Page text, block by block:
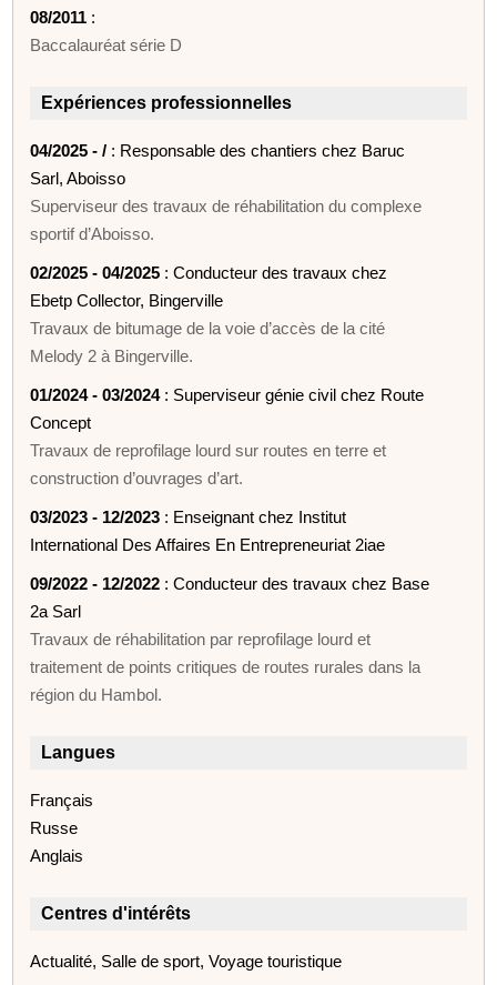
08/2011 :
Baccalauréat série D
Expériences professionnelles
04/2025 - / : Responsable des chantiers chez Baruc
Sarl, Aboisso
Superviseur des travaux de réhabilitation du complexe
sportif d’Aboisso.
02/2025 - 04/2025 : Conducteur des travaux chez
Ebetp Collector, Bingerville
Travaux de bitumage de la voie d’accès de la cité
Melody 2 à Bingerville.
01/2024 - 03/2024: Superviseur génie civil chez Route
Concept
Travaux de reprofilage lourd sur routes en terre et
construction d’ouvrages d’art.
03/2023 - 12/2023 : Enseignant chez Institut
International Des Affaires En Entrepreneuriat 2iae
09/2022 - 12/2022 : Conducteur des travaux chez Base
2a Sarl
Travaux de réhabilitation par reprofilage lourd et
traitement de points critiques de routes rurales dans la
région du Hambol.
Langues
Français
Russe
Anglais
Centres d'intérêts
Actualité, Salle de sport, Voyage touristique